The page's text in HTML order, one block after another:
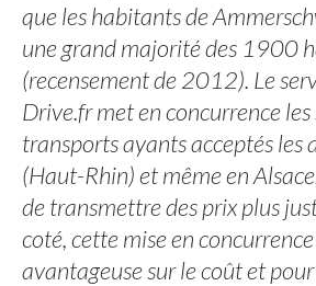
que les habitants de
une grand majorité des 1900
(recensement de 2012). Le
Drive.fr met en concurrence les
transports ayants acceptés les
(Haut-Rhin) et même en
de transmettre des prix plus
coté, cette mise en
avantageuse sur le coût et